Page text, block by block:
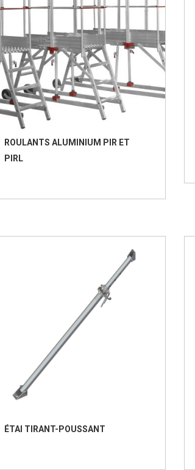
ROULANTS ALUMINIUM PIR ET
PIRL
ÉTAI TIRANT-POUSSANT